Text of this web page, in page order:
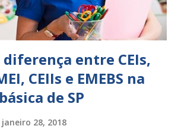
diferença entre CEIs,
CEIIs e EMEBS na
de SP
janeiro 28, 2018